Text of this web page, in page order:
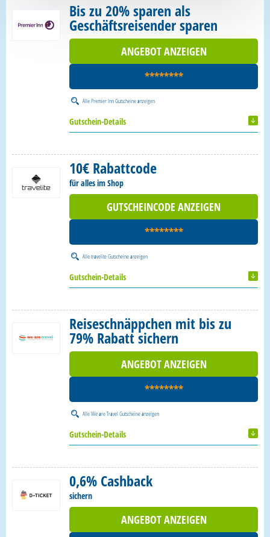
Bis zu 20% sparen als
Geschäftsreisender sparen
ANGEBOT ANZEIGEN
********
AllePremier Inn Gutscheineanzeigen
Gutschein-Details
10€ Rabattcode
für alles im Shop
GUTSCHEINCODE ANZEIGEN
********
Alletravelite Gutscheineanzeigen
Gutschein-Details
Reiseschnäppchen mit bis zu
79% Rabatt sichern
ANGEBOT ANZEIGEN
********
AlleWe are Travel Gutscheineanzeigen
Gutschein-Details
0,6% Cashback
sichern
ANGEBOT ANZEIGEN